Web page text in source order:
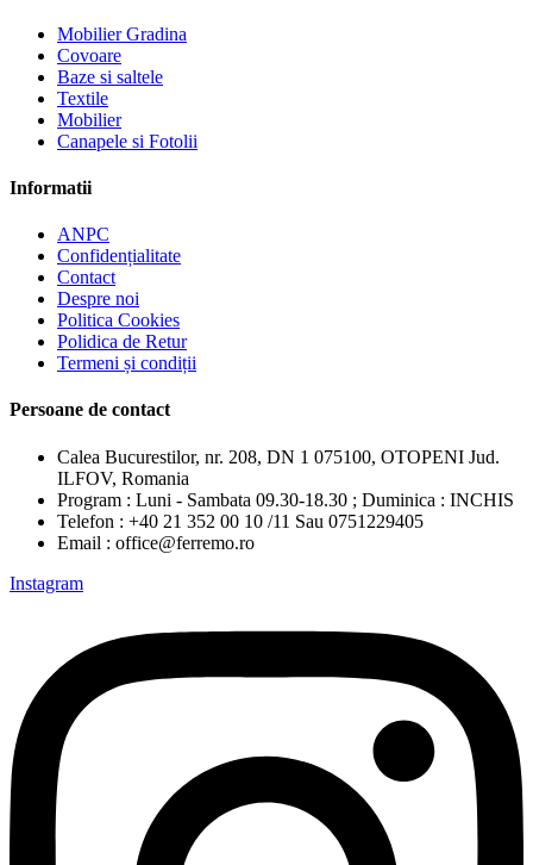
Mobilier Gradina
Covoare
Baze si saltele
Textile
Mobilier
Canapele si Fotolii
Informatii
ANPC
Confidențialitate
Contact
Despre noi
Politica Cookies
Polidica de Retur
Termeni și condiții
Persoane de contact
Calea Bucurestilor, nr. 208, DN 1 075100, OTOPENI Jud.
ILFOV, Romania
Program : Luni - Sambata 09.30-18.30 ; Duminica : INCHIS
Telefon : +40 21 352 00 10 /11 Sau 0751229405
Email : office@ferremo.ro
Instagram